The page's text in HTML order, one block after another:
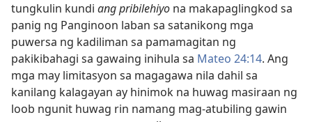
tungkulin kundi ang pribilehiyo na makapaglingkod sa
panig ng Panginoon laban sa satanikong mga
puwersa ng kadiliman sa pamamagitan ng
pakikibahagi sa gawaing inihula sa Mateo 24:14. Ang
mga may limitasyon sa magagawa nila dahil sa
kanilang kalagayan ay hinimok na huwag masiraan ng
loob ngunit huwag rin namang mag-atubiling gawin